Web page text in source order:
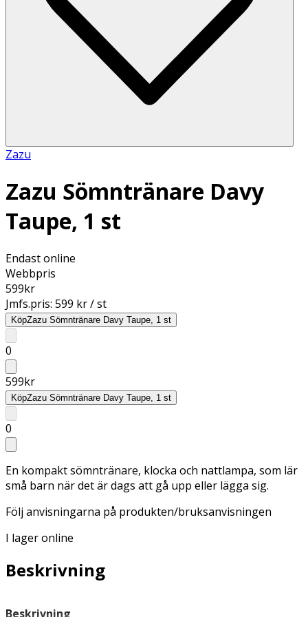
Zazu
Zazu Sömntränare Davy
Taupe, 1 st
Endast online
Webbpris
599kr
Jmfs.pris: 599 kr / st
KöpZazu Sömntränare Davy Taupe, 1 st
0
599kr
KöpZazu Sömntränare Davy Taupe, 1 st
0
En kompakt sömntränare, klocka och nattlampa, som lär
små barn när det är dags att gå upp eller lägga sig.
Följ anvisningarna på produkten/bruksanvisningen
I lager online
Beskrivning
Beskrivning